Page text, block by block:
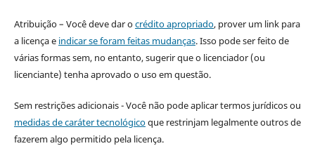
Atribuição – Você deve dar ocrédito apropriado, prover um link para
a licença e indicar se foram feitas mudanças. Isso pode ser feito de
várias formas sem, no entanto, sugerir que o licenciador (ou
licenciante) tenha aprovado o uso em questão.
Sem restrições adicionais - Você não pode aplicar termos jurídicos ou
medidas de caráter tecnológicoque restrinjam legalmente outros de
fazerem algo permitido pela licença.